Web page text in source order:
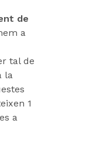
de
a
tal de
la
1
a